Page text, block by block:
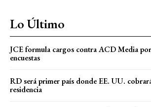
Lo Último
JCE formula cargos contra ACD Media
encuestas
RD será primer país donde EE. UU.
residencia